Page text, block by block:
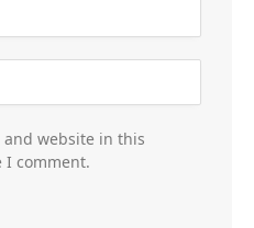
and website in this
I comment.